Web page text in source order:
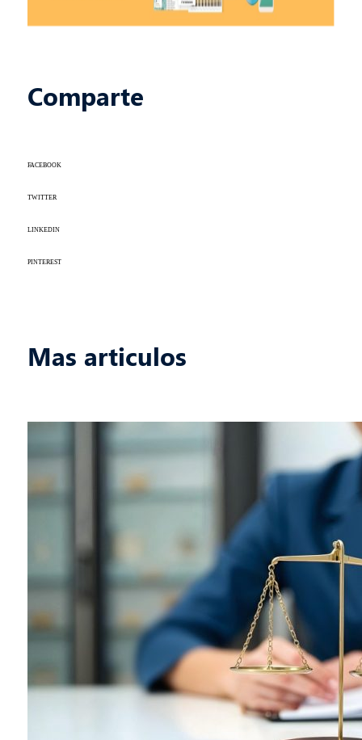
Comparte
FACEBOOK
TWITTER
LINKEDIN
PINTEREST
Mas articulos